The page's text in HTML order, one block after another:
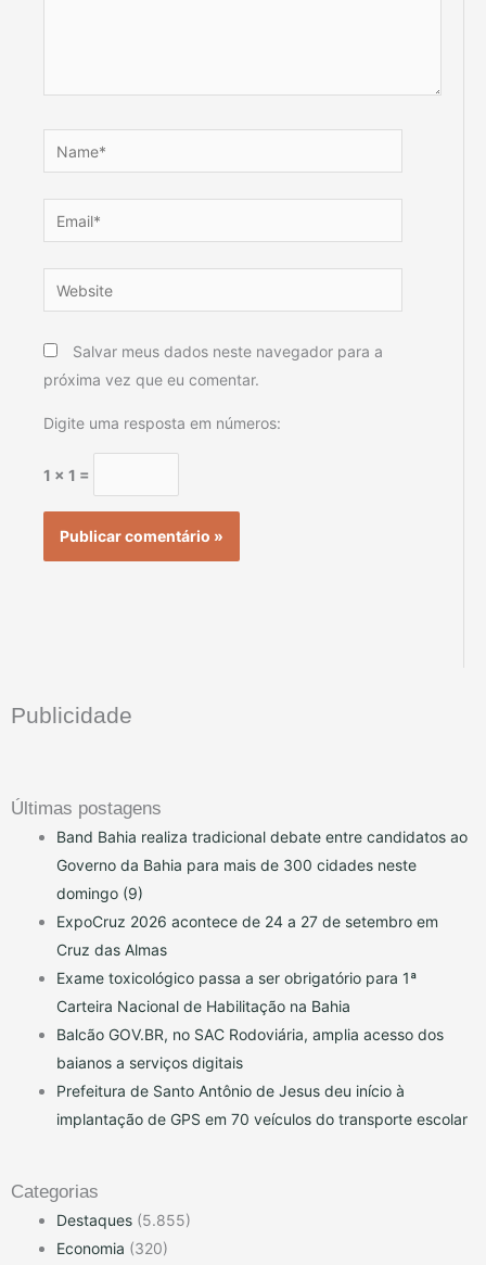
Email*
Website
Salvar meus dados neste navegador para a
próxima vez que eu comentar.
Digite uma resposta em números:
1 × 1 =
Publicidade
Últimas postagens
Band Bahia realiza tradicional debate entre candidatos ao
Governo da Bahia para mais de 300 cidades neste
domingo (9)
ExpoCruz 2026 acontece de 24 a 27 de setembro em
Cruz das Almas
Exame toxicológico passa a ser obrigatório para 1ª
Carteira Nacional de Habilitação na Bahia
Balcão GOV.BR, no SAC Rodoviária, amplia acesso dos
baianos a serviços digitais
Prefeitura de Santo Antônio de Jesus deu início à
implantação de GPS em 70 veículos do transporte escolar
Categorias
Destaques (5.855)
Economia (320)